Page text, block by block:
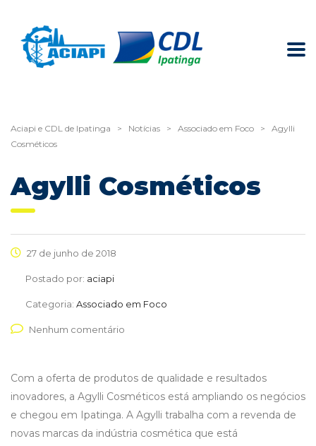
Aciapi e CDL de Ipatinga > Notícias > Associado em Foco >
Agylli
Cosméticos
Agylli Cosméticos
27 de junho de 2018
Postado por: aciapi
Categoria: Associado em Foco
Nenhum comentário
Com a oferta de produtos de qualidade e resultados
inovadores, a Agylli Cosméticos está ampliando os negócios
e chegou em Ipatinga. A Agylli trabalha com a revenda de
novas marcas da indústria cosmética que está